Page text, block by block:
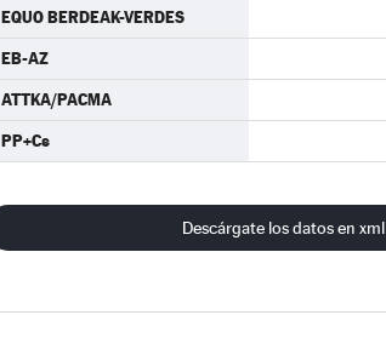
EQUO BERDEAK-VERDES
EB-AZ
ATTKA/PACMA
PP+Cs
Descárgate los datos en xml